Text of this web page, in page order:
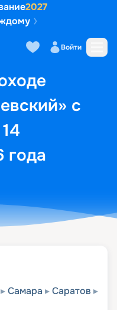
2027
Войти
с
года
Маршрут и
Самара
Саратов